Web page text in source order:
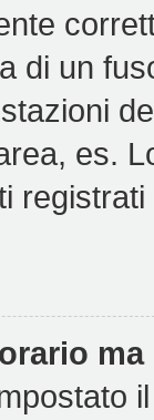
di un
es.
ma